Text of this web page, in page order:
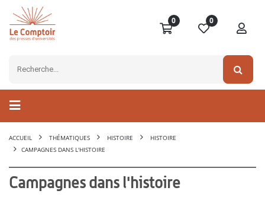
0 0
ACCUEIL THÉMATIQUES HISTOIRE
HISTOIRE
CAMPAGNES DANS L'HISTOIRE
Campagnes dans l'histoire